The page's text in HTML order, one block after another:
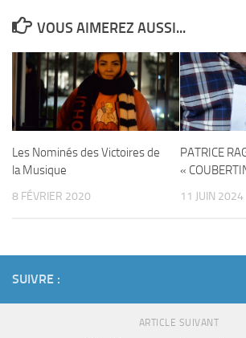
VOUS AIMEREZ AUSSI...
Les Nominés des Victoires de
la Musique
8 FÉVRIER 2020
PATRICE
«
11 JUIN 2024
SUIVRE :
ARTICLE SUIVANT